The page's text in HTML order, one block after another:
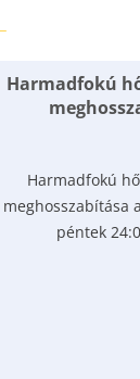
Harmadfokú
Harmadfokú
meghosszabítása
péntek